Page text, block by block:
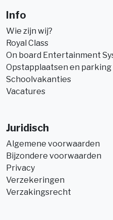
Info
Wie zijn wij?
Royal Class
On board Entertainment
Opstapplaatsen en parking
Schoolvakanties
Vacatures
Juridisch
Algemene voorwaarden
Bijzondere voorwaarden
Privacy
Verzekeringen
Verzakingsrecht